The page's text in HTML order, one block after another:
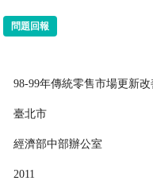
問題回報
98-99年傳統零售市場更新
臺北市
經濟部中部辦公室
2011